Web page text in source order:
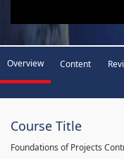
Overview Content
Course Title